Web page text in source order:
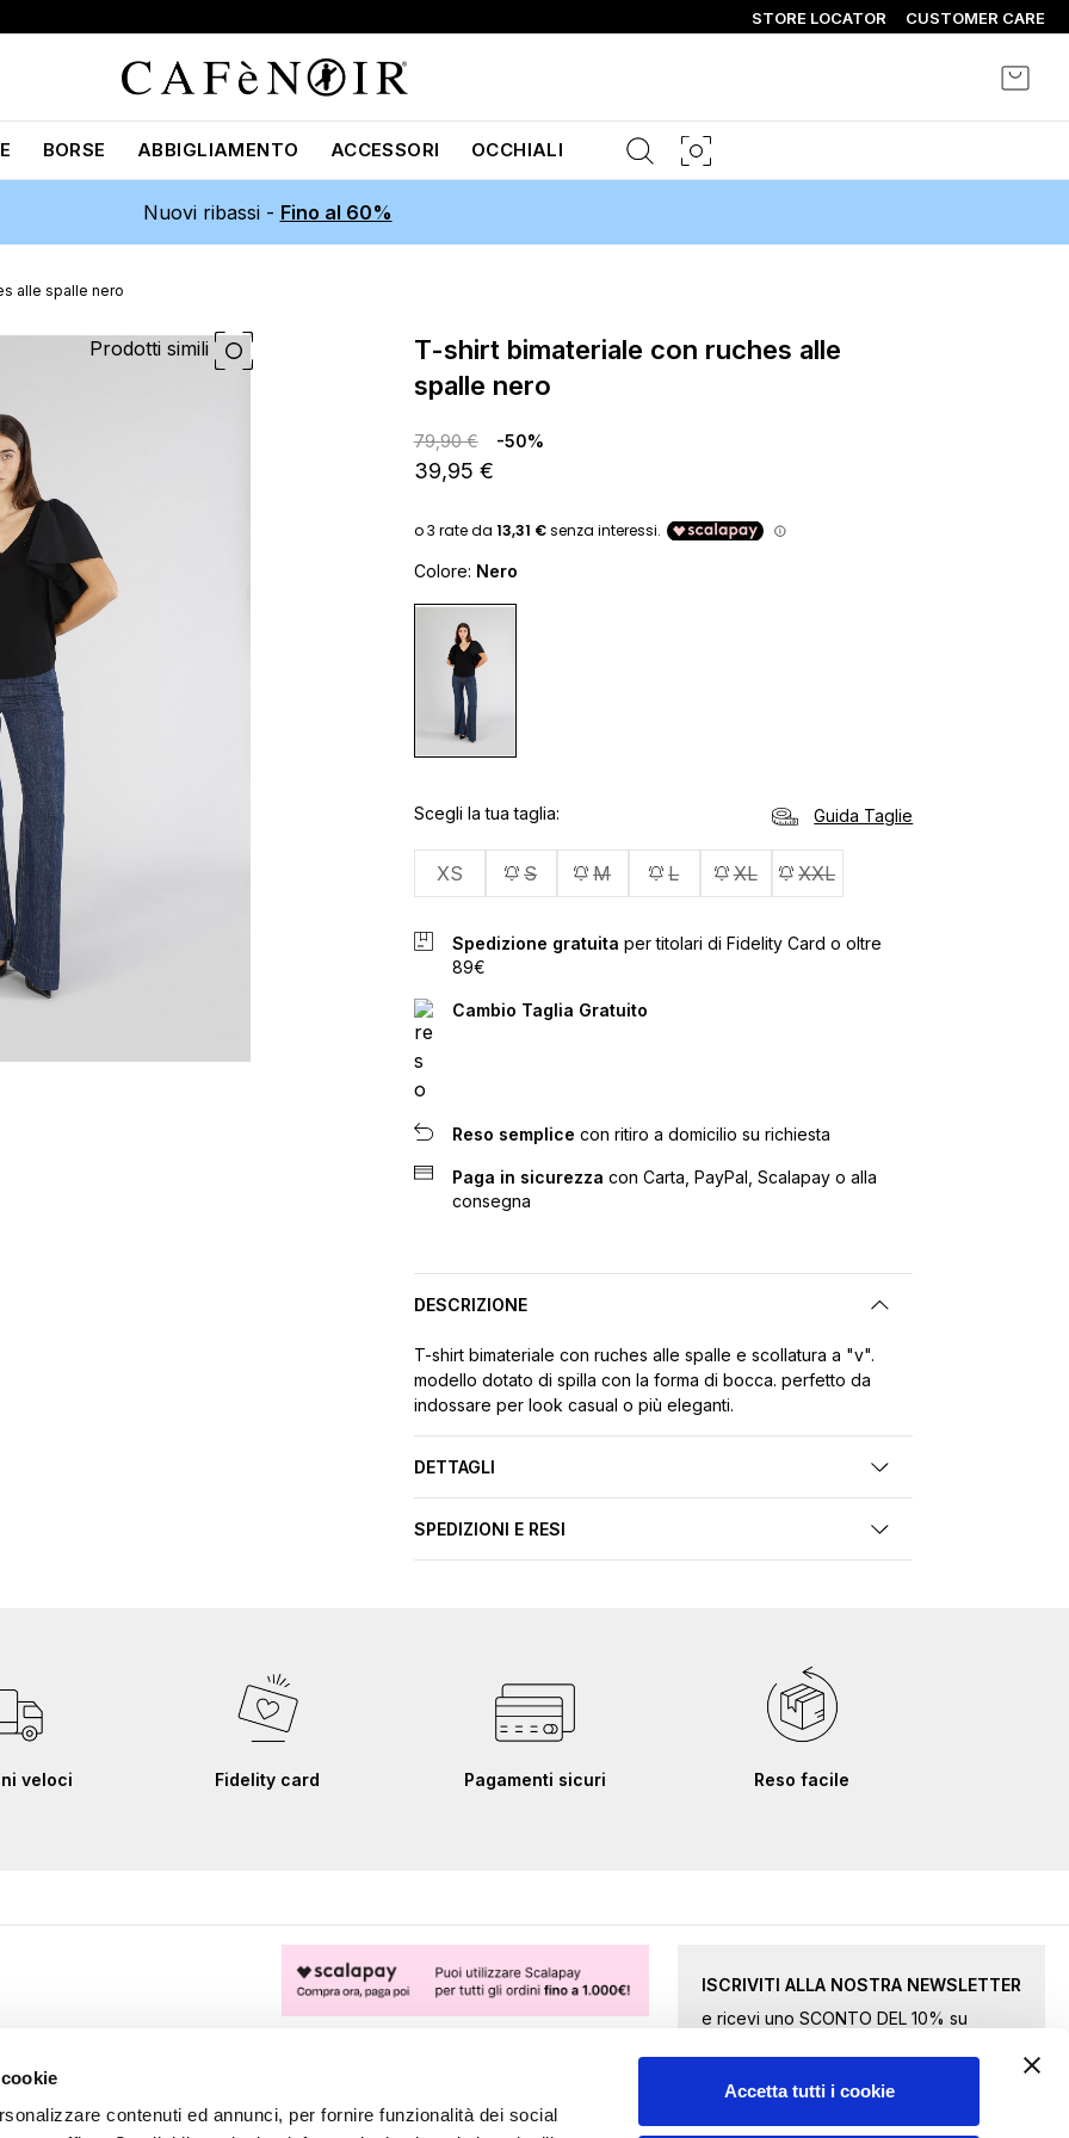
contenuti ed annunci, per fornire funzionalità dei social
Accetta tutti i cookie
STORE LOCATOR CUSTOMER CARE
BORSE ABBIGLIAMENTO ACCESSORI OCCHIALI
Nuovi ribassi - Fino al 60%
alle spalle nero
Prodotti simili
t-shirt bimateriale con ruches alle
spalle nero
79,90 € -50%
39,95 €
Colore: Nero
Scegli la tua taglia
XS S M L XL XXL
Guida Taglie
Spedizione gratuita per titolari di Fidelity Card o oltre
89€
Cambio Taglia Gratuito
Reso semplice con ritiro a domicilio su richiesta
Paga in sicurezza con Carta, PayPal, Scalapay o alla
consegna
DESCRIZIONE
T-shirt bimateriale con ruches alle spalle e scollatura a "v".
modello dotato di spilla con la forma di bocca. perfetto da
indossare per look casual o più eleganti.
DETTAGLI
SPEDIZIONI E RESI
veloci Fidelity card Pagamenti sicuri Reso facile
ISCRIVITI ALLA NOSTRA NEWSLETTER
e ricevi uno SCONTO DEL 10% su